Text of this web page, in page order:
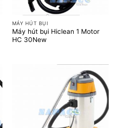
MÁY HÚT BỤI
Máy hút bụi Hiclean 1 Motor
HC 30New